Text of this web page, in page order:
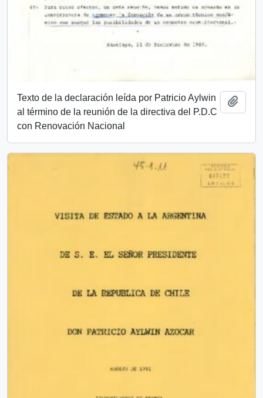
Texto de la declaración leída por Patricio Aylwin
al término de la reunión de la directiva del P.D.C
con Renovación Nacional